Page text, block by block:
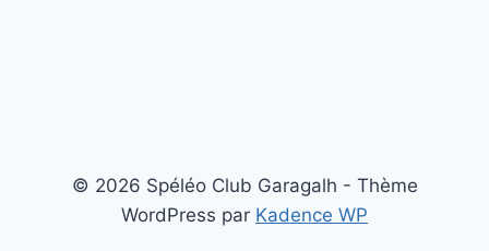
© 2026 Spéléo Club Garagalh - Thème
WordPress par Kadence WP